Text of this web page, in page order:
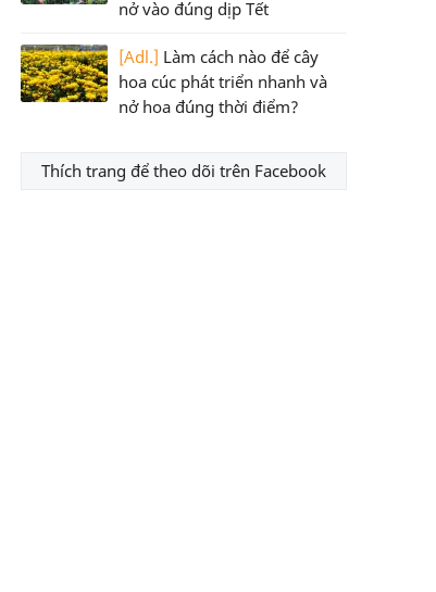
nở vào đúng dịp Tết
[Adl.] Làm cách nào để cây
hoa cúc phát triển nhanh và
nở hoa đúng thời điểm?
Thích trang để theo dõi trên Facebook